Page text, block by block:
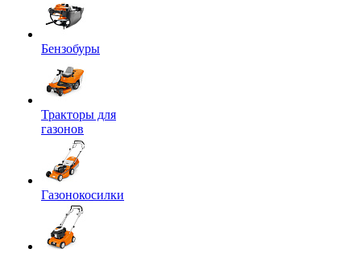
Бензобуры
Тракторы для
газонов
Газонокосилки